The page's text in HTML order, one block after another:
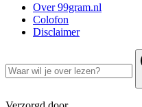
Over 99gram.nl
Colofon
Disclaimer